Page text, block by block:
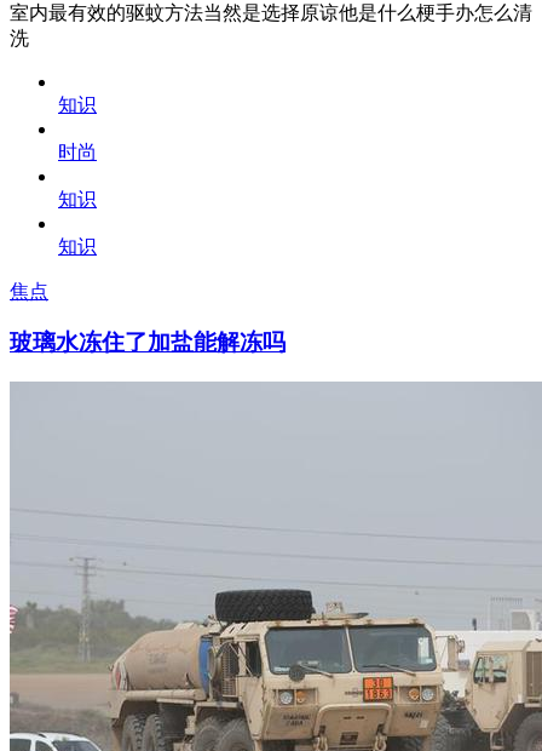
室内最有效的驱蚊方法当然是选择原谅他是什么梗手办怎么清
洗
知识
时尚
知识
知识
焦点
玻璃水冻住了加盐能解冻吗